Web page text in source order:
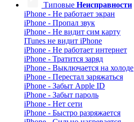
Типовые Неисправности
iPhone - Не работает экран
iPhone - Пропал звук
iPhone - Не видит сим карту
ITunes не видит iPhone
iPhone - Не работает интернет
iPhone - Тратится заряд
iPhone - Выключается на холоде
iPhone - Перестал заряжаться
iPhone - Забыт Apple ID
iPhone - Забыт пароль
iPhone - Нет сети
iPhone - Быстро разряжается